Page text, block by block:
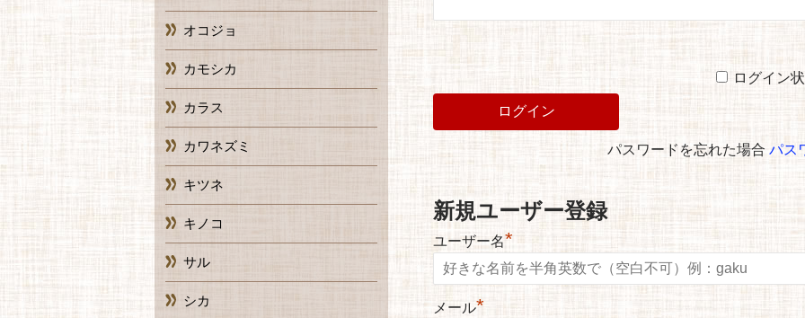
ログイン
パスワードを忘れた場合 パス
新規ユーザー登録
ユーザー名*
メール*
オコジョ
カモシカ
カラス
カワネズミ
キツネ
キノコ
サル
シカ